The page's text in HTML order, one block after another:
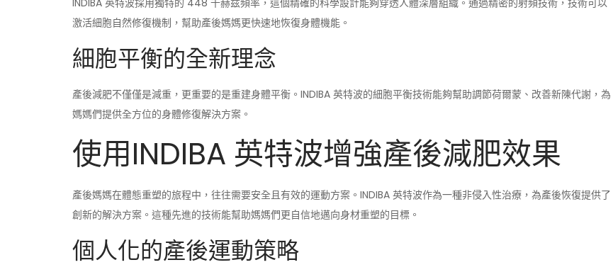
INDIBA 英特波採用獨特的 448 千赫兹頻率，這個精確的科學設計能夠穿透人體深層組織。通過精密的射頻技術，技術可以
激活細胞自然修復機制，幫助產後媽媽更快速地恢復身體機能。
細胞平衡的全新理念
產後減肥不僅僅是減重，更重要的是重建身體平衡。INDIBA 英特波的細胞平衡技術能夠幫助調節荷爾蒙、改善新陳代謝，為
媽媽們提供全方位的身體修復解決方案。
使用INDIBA 英特波增強產後減肥效果
產後媽媽在體態重塑的旅程中，往往需要安全且有效的運動方案。INDIBA 英特波作為一種非侵入性治療，為產後恢復提供了
創新的解決方案。這種先進的技術能幫助媽媽們更自信地邁向身材重塑的目標。
個人化的產後運動策略